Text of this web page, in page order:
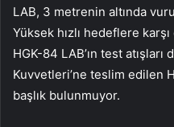
LAB, 3 metrenin altında
Yüksek hızlı hedeflere
HGK-84 LAB’ın test
Kuvvetleri’ne teslim edilen
başlık bulunmuyor.